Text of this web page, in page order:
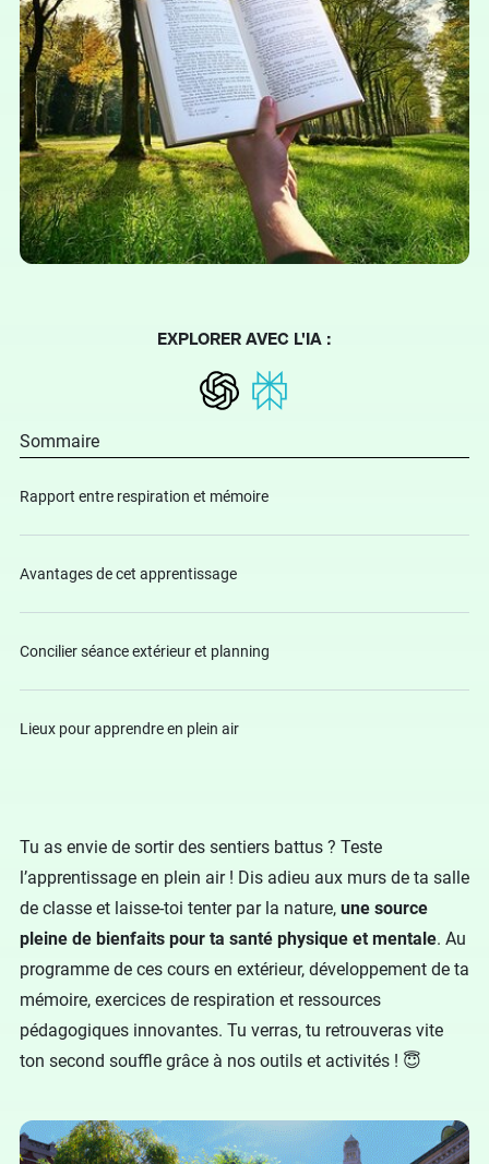
Tu as envie de sortir des sentiers battus ? Teste
l’apprentissage en plein air ! Dis adieu aux murs de ta salle
de classe et laisse-toi tenter par la nature, une source
pleine de bienfaits pour ta santé physique et mentale. Au
programme de ces cours en extérieur, développement de ta
mémoire, exercices de respiration et ressources
pédagogiques innovantes. Tu verras, tu retrouveras vite
ton second souffle grâce à nos outils et activités ! 😇
EXPLORER AVEC L'IA :
Sommaire
Rapport entre respiration et mémoire
Avantages de cet apprentissage
Concilier séance extérieur et planning
Lieux pour apprendre en plein air